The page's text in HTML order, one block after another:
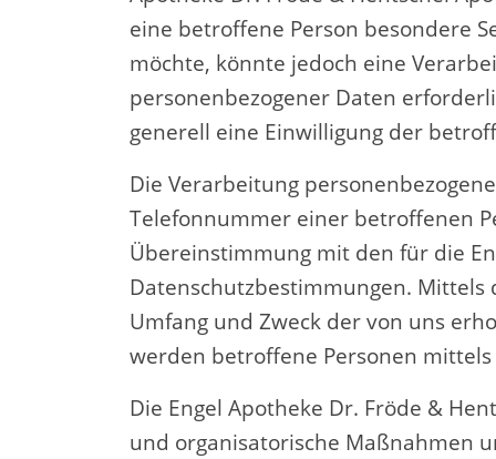
eine betroffene Person besondere
möchte, könnte jedoch eine
personenbezogener Daten
generell eine Einwilligung der
Die Verarbeitung
Telefonnummer einer betroffenen
Übereinstimmung mit den für die
Datenschutzbestimmungen.
Umfang und Zweck der von uns
werden betroffene Personen
Die Engel Apotheke Dr. Fröde &
und organisatorische Maßnahmen